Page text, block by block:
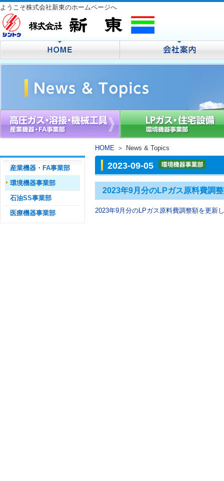
ようこそ株式会社新東のホームページへ
HOME ＞ News & Topics
産業機器・FA事業部
環境機器事業部
石油SS事業部
医療機器事業部
2023-09-05
2023年9月分のLPガス原料費調
2023年9月分のLPガス原料費調整額を更新